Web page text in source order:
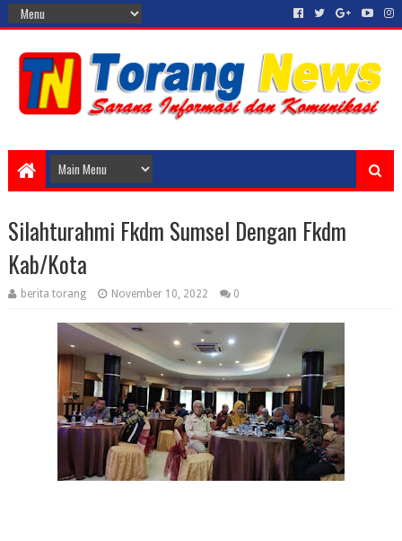
Silahturahmi Fkdm Sumsel Dengan Fkdm
Kab/Kota
berita torang November 10, 2022 0